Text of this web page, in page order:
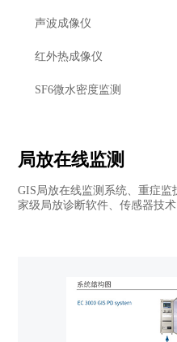
声波成像仪
红外热成像仪
SF6微水密度监测
局放在线监测
GIS局放在线监测系统、重症
家级局放诊断软件、传感器技术